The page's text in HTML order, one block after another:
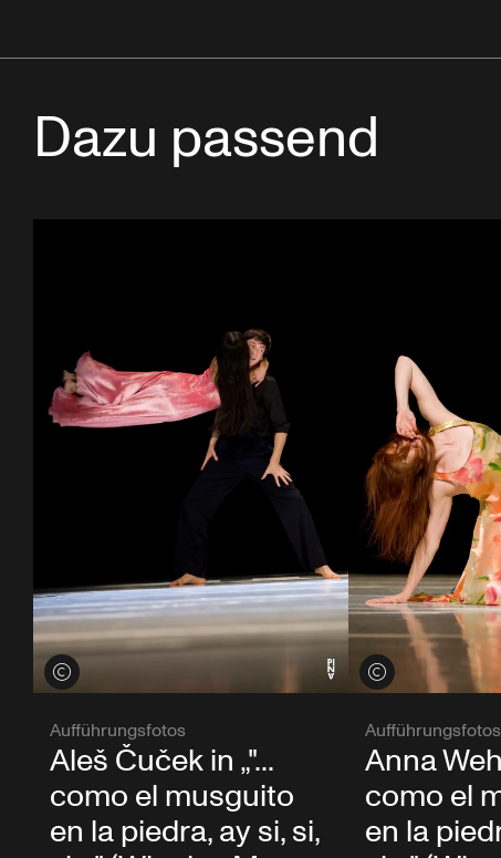
Dazu passend
Credits öffnen
Aufführungsfotos
Aleš Čuček in „"...
como el musguito
en la piedra, ay si, si,
Credits öffnen
Aufführungsfotos
Anna
como el
en la